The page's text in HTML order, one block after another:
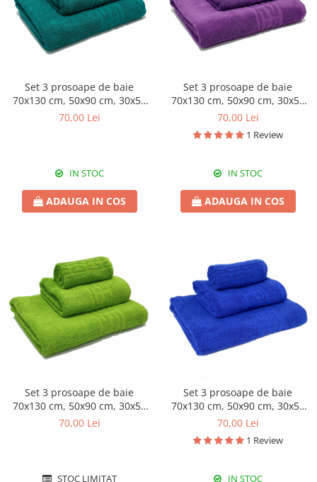
Set 3 prosoape de baie
70x130 cm, 50x90 cm, 30x50
cm, bumbac, verde smarald
70,00 Lei
IN STOC
ADAUGA IN COS
Set 3 prosoape de baie
70x130 cm, 50x90 cm, 30x50
cm, bumbac, mov
70,00 Lei
1 Review
IN STOC
ADAUGA IN COS
Set 3 prosoape de baie
70x130 cm, 50x90 cm, 30x50
cm, bumbac, verde lime
70,00 Lei
STOC LIMITAT
Set 3 prosoape de baie
70x130 cm, 50x90 cm, 30x50
cm, bumbac, bleumarin
70,00 Lei
1 Review
IN STOC